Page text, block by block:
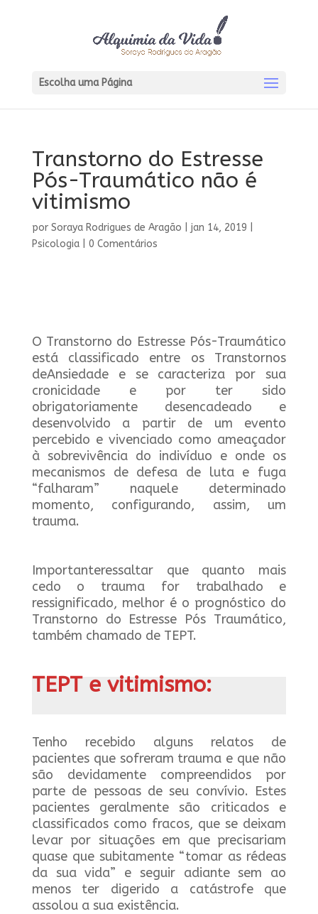
Escolha uma Página
Transtorno do Estresse
Pós-Traumático não é
vitimismo
por Soraya Rodrigues de Aragão jan 14, 2019
Psicologia| 0 Comentários
O Transtorno do Estresse Pós-Traumático
está classificado entre os Transtornos
deAnsiedade e se caracteriza por sua
cronicidade e por ter sido
obrigatoriamente desencadeado e
desenvolvido a partir de um evento
percebido e vivenciado como ameaçador
à sobrevivência do indivíduo e onde os
mecanismos de defesa de luta e fuga
“falharam” naquele determinado
momento, configurando, assim, um
trauma.
Importanteressaltar que quanto mais
cedo o trauma for trabalhado e
ressignificado, melhor é o prognóstico do
Transtorno do Estresse Pós Traumático,
também chamado de TEPT.
TEPT e vitimismo:
Tenho recebido alguns relatos de
pacientes que sofreram trauma e que não
são devidamente compreendidos por
parte de pessoas de seu convívio. Estes
pacientes geralmente são criticados e
classificados como fracos, que se deixam
levar por situações em que precisariam
quase que subitamente “tomar as rédeas
da sua vida” e seguir adiante sem ao
menos ter digerido a catástrofe que
assolou a sua existência.